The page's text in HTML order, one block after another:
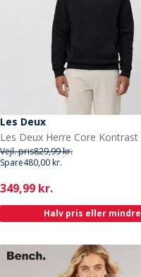
Les Deux
Vejl. pris829,99 kr.
Spare480,00 kr.
Current
349,99 kr.
Halv pris eller mindre